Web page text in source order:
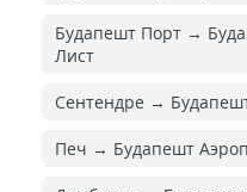
Будапешт Порт →
Лист
Сентендре →
Печ → Будапешт